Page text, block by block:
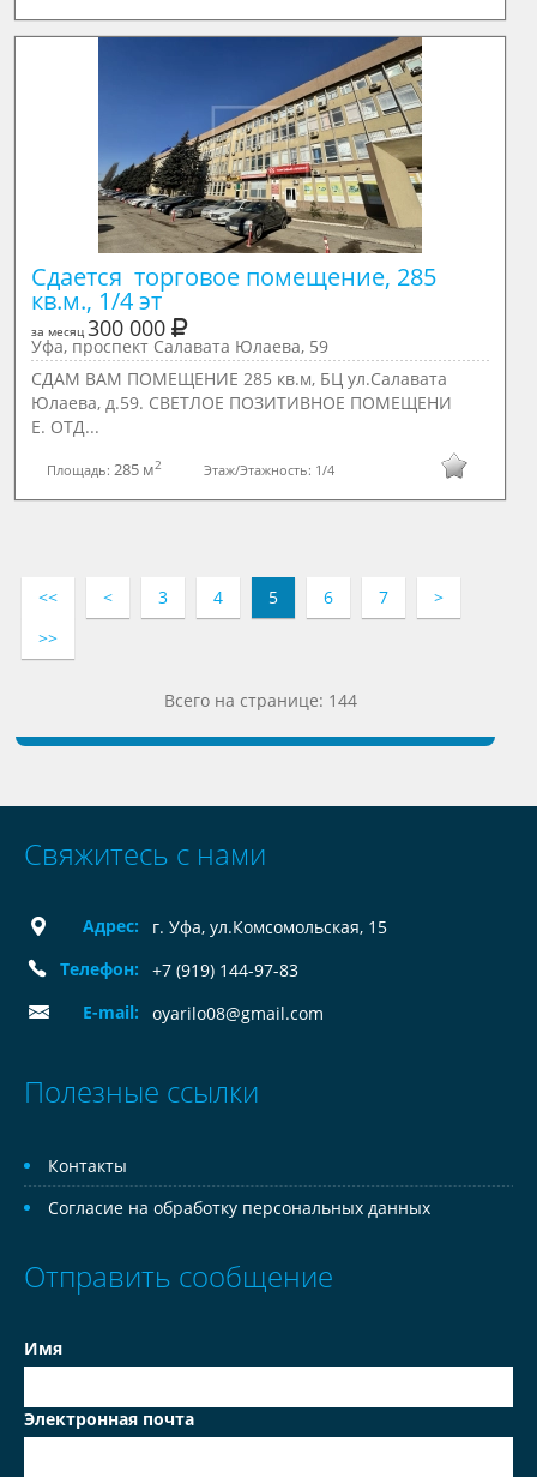
Сдается  торговое помещение, 285
кв.м., 1/4 эт
за месяц 300 000
Уфа, проспект Салавата Юлаева, 59
СДАМ ВАМ ПОМЕЩЕНИЕ 285 кв.м, БЦ ул.Салавата
Юлаева, д.59. СВЕТЛОЕ ПОЗИТИВНОЕ ПОМЕЩЕНИ
Е. ОТД...
Площадь: 285 м2 Этаж/Этажность: 1/4
<< < 3 4 5 6 7
>
>>
Всего на странице: 144
Свяжитесь с нами
Адрес:
г. Уфа, ул.Комсомольская, 15
Телефон:
+7 (919) 144-97-83
E-mail:
oyarilo08@gmail.com
Полезные ссылки
Контакты
Согласие на обработку персональных данных
Отправить сообщение
Имя
Электронная почта